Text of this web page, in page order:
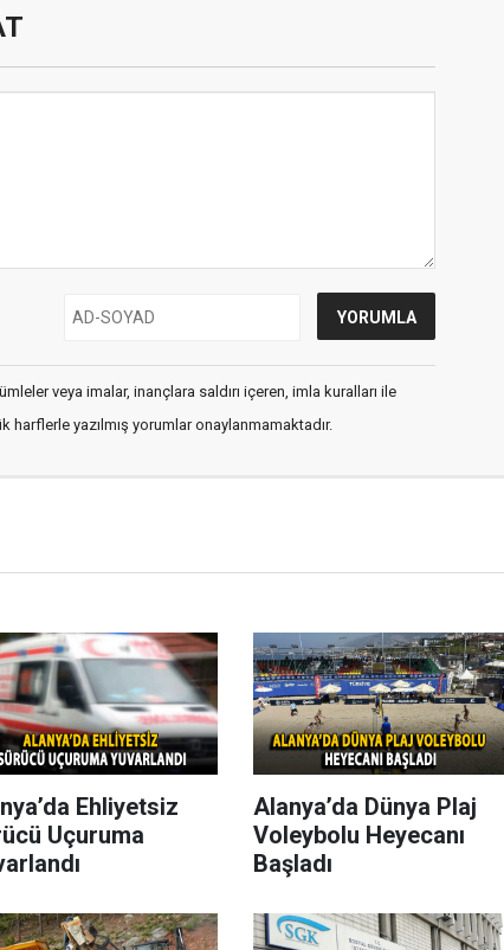
veya imalar, inançlara saldırı içeren, imla kuralları ile
harflerle yazılmış yorumlar onaylanmamaktadır.
Ehliyetsiz
Uçuruma
Alanya’da Dünya Plaj
Voleybolu Heyecanı
Başladı